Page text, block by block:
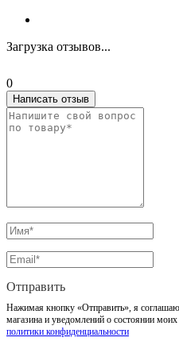
Загрузка отзывов...
0
Написать отзыв
Отправить
Нажимая кнопку «Отправить», я
магазина и уведомлений о состоянии
политики конфиденциальности